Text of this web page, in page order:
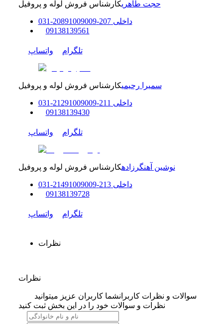
حجت طاهریکارشناس فروش لوله و پروفیل
داخلی207-208
91009009
-
031
09138139561
تلگرام واتساپ
سمیرا رحیمیکارشناس فروش لوله و پروفیل
داخلی 211-212
91009009
-
031
09138139430
تلگرام واتساپ
نوشین آهنگرزادهکارشناس فروش لوله و پروفیل
داخلی213-214
91009009
-
031
09138139728
تلگرام واتساپ
نظرات
نظرات
سوالات و نظرات کاربرانشما کاربران عزیز میتوانید
نظرات و سوالات خود را در این بخش ثبت کنید